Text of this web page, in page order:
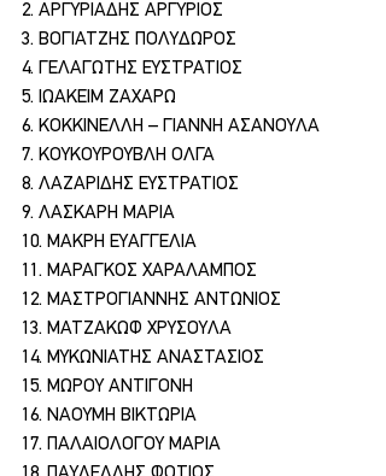
2. ΑΡΓΥΡΙΑΔΗΣ ΑΡΓΥΡΙΟΣ
3. ΒΟΓΙΑΤΖΗΣ ΠΟΛΥΔΩΡΟΣ
4. ΓΕΛΑΓΩΤΗΣ ΕΥΣΤΡΑΤΙΟΣ
5. ΙΩΑΚΕΙΜ ΖΑΧΑΡΩ
6. ΚΟΚΚΙΝΕΛΛΗ – ΓΙΑΝΝΗ ΑΣΑΝΟΥΛΑ
7. ΚΟΥΚΟΥΡΟΥΒΛΗ ΟΛΓΑ
8. ΛΑΖΑΡΙΔΗΣ ΕΥΣΤΡΑΤΙΟΣ
9. ΛΑΣΚΑΡΗ ΜΑΡΙΑ
10. ΜΑΚΡΗ ΕΥΑΓΓΕΛΙΑ
11. ΜΑΡΑΓΚΟΣ ΧΑΡΑΛΑΜΠΟΣ
12. ΜΑΣΤΡΟΓΙΑΝΝΗΣ ΑΝΤΩΝΙΟΣ
13. ΜΑΤΖΑΚΩΦ ΧΡΥΣΟΥΛΑ
14. ΜΥΚΩΝΙΑΤΗΣ ΑΝΑΣΤΑΣΙΟΣ
15. ΜΩΡΟΥ ΑΝΤΙΓΟΝΗ
16. ΝΑΟΥΜΗ ΒΙΚΤΩΡΙΑ
17. ΠΑΛΑΙΟΛΟΓΟΥ ΜΑΡΙΑ